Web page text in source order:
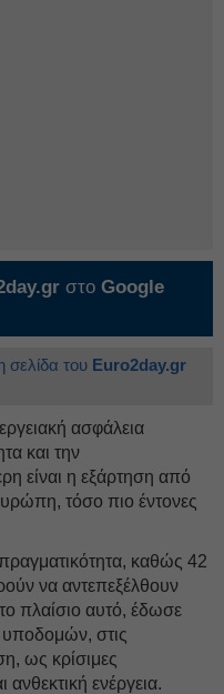
στο Google
σελίδα του Euro2day.gr
ασφάλεια
και την
είναι η εξάρτηση από
τόσο πιο έντονες
καθώς 42
να αντεπεξέλθουν
πλαίσιο αυτό, έδωσε
στις
ως κρίσιμες
ενέργεια.